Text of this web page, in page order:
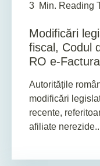
3 Min. Reading
Modificări
fiscal, Codul
RO e-Factura
Autoritățile
modificări
recente,
afiliate